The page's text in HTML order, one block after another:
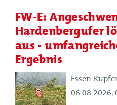
FW-E:
Hardenbergufer
aus -
Ergebnis
Essen-
06.08.2026,